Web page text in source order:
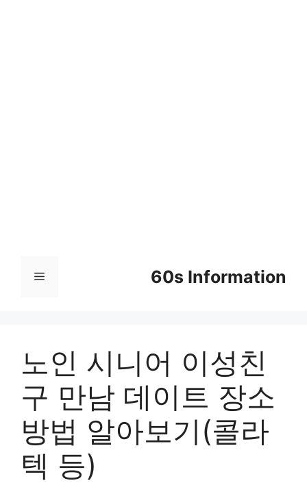
60s Information
메
노인 시니어 이성친
구 만남 데이트 장소
방법 알아보기(콜라
텍 등)